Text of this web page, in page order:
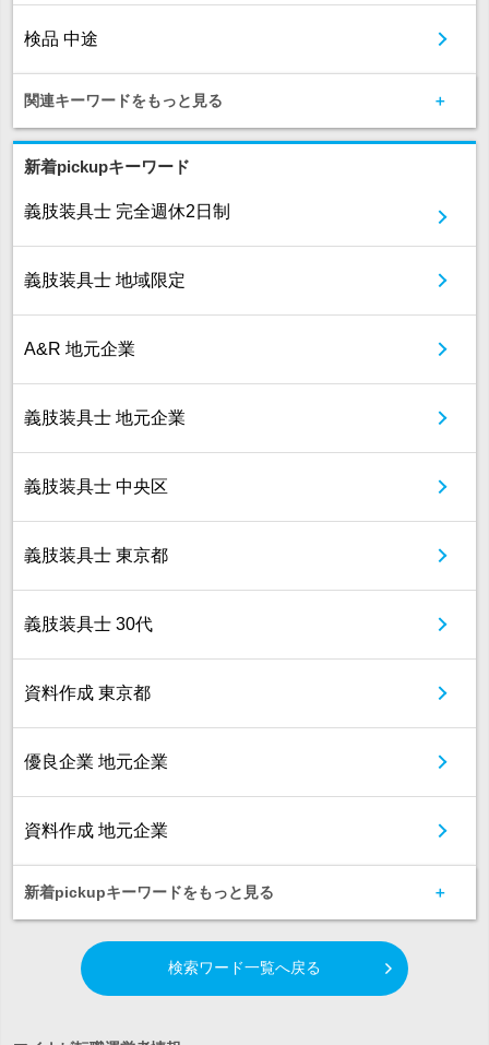
検品 中途
関連キーワードをもっと見る
新着pickupキーワード
義肢装具士 完全週休2日制
義肢装具士 地域限定
A&R 地元企業
義肢装具士 地元企業
義肢装具士 中央区
義肢装具士 東京都
義肢装具士 30代
資料作成 東京都
優良企業 地元企業
資料作成 地元企業
新着pickupキーワードをもっと見る
検索ワード一覧へ戻る